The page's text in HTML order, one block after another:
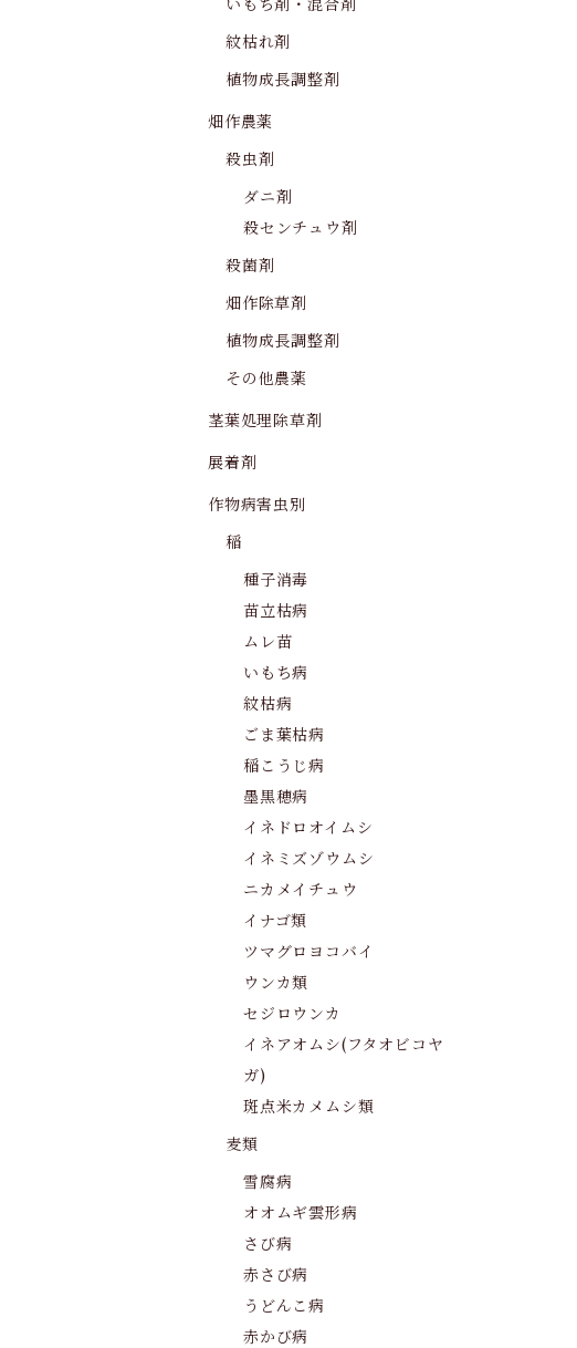
いもち剤・混合剤
紋枯れ剤
植物成長調整剤
畑作農薬
殺虫剤
ダニ剤
殺センチュウ剤
殺菌剤
畑作除草剤
植物成長調整剤
その他農薬
茎葉処理除草剤
展着剤
作物病害虫別
稲
種子消毒
苗立枯病
ムレ苗
いもち病
紋枯病
ごま葉枯病
稲こうじ病
墨黒穂病
イネドロオイムシ
イネミズゾウムシ
ニカメイチュウ
イナゴ類
ツマグロヨコバイ
ウンカ類
セジロウンカ
イネアオムシ(フタオビコヤ
ガ)
斑点米カメムシ類
麦類
雪腐病
オオムギ雲形病
さび病
赤さび病
うどんこ病
赤かび病